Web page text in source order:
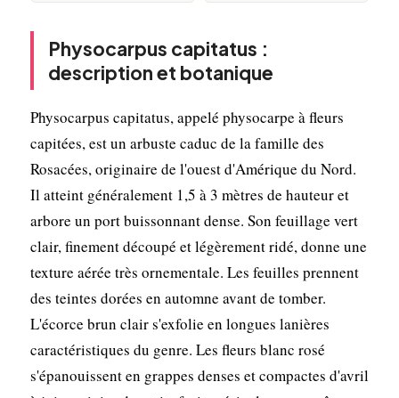
Physocarpus capitatus :
description et botanique
Physocarpus capitatus, appelé physocarpe à fleurs
capitées, est un arbuste caduc de la famille des
Rosacées, originaire de l'ouest d'Amérique du Nord.
Il atteint généralement 1,5 à 3 mètres de hauteur et
arbore un port buissonnant dense. Son feuillage vert
clair, finement découpé et légèrement ridé, donne une
texture aérée très ornementale. Les feuilles prennent
des teintes dorées en automne avant de tomber.
L'écorce brun clair s'exfolie en longues lanières
caractéristiques du genre. Les fleurs blanc rosé
s'épanouissent en grappes denses et compactes d'avril